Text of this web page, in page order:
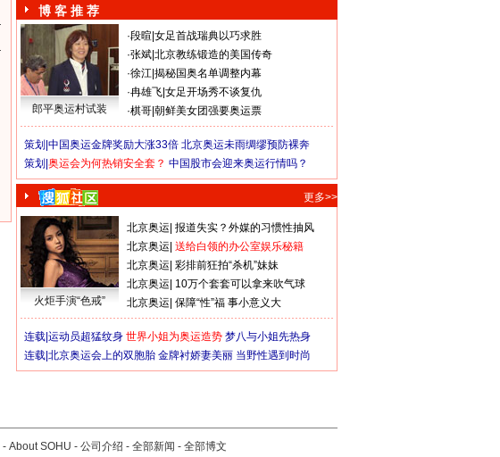
博 客 推 荐
郎平奥运村试装
·段暄 女足首战瑞典以巧求胜
·张斌 北京教练锻造的美国传奇
·徐江 揭秘国奥名单调整内幕
·冉雄飞 女足开场秀不谈复仇
·棋哥 朝鲜美女团强要奥运票
策划| 中国奥运金牌奖励大涨33倍 北京奥运未雨绸缪预防裸奔
策划| 奥运会为何热销安全套？ 中国股市会迎来奥运行情吗？
更多>>
火炬手演“色戒”
北京奥运 报道失实？外媒的习惯性抽风
北京奥运 送给白领的办公室娱乐秘籍
北京奥运 彩排前狂拍“杀机”妹妹
北京奥运 10万个套套可以拿来吹气球
北京奥运 保障“性”福 事小意义大
连载| 运动员超猛纹身 世界小姐为奥运造势 梦八与小姐先热身
连载| 北京奥运会上的双胞胎 金牌衬娇妻美丽 当野性遇到时尚
- About SOHU - 公司介绍 - 全部新闻 - 全部博文